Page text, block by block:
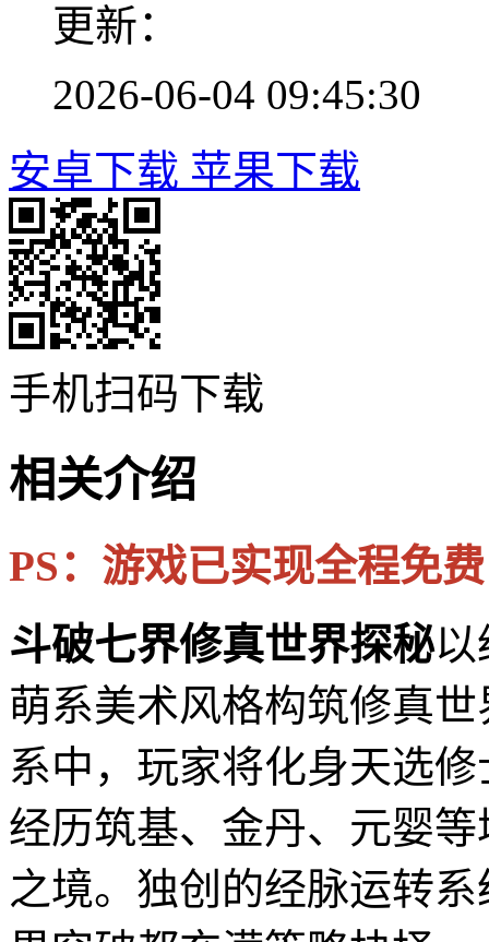
更新：
2026-06-04 09:45:30
安卓下载 苹果下载
手机扫码下载
相关介绍
PS：游戏已实现全程免
斗破七界修真世界探秘以
萌系美术风格构筑修真
系中，玩家将化身天选
经历筑基、金丹、元婴
之境。独创的经脉运转